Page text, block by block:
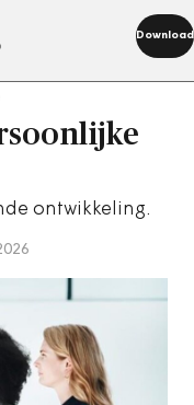
Download
ontwikkeling.